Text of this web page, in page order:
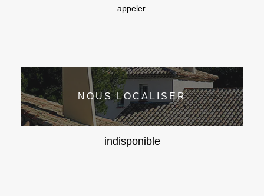
appeler.
NOUS LOCALISER
indisponible